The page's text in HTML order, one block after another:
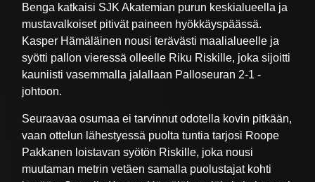
Benga katkaisi SJK Akatemian purun keskialueella ja
mustavalkoiset pitivät paineen hyökkäyspäässä.
Kasper Hämäläinen nousi terävästi maalialueelle ja
syötti pallon vieressä olleelle Riku Riskille, joka sijoitti
kauniisti vasemmalla jalallaan Palloseuran 2-1 -
johtoon.
Seuraavaa osumaa ei tarvinnut odotella kovin pitkään,
vaan ottelun lähestyessä puolta tuntia tarjosi Roope
Pakkanen loistavan syötön Riskille, joka nousi
muutaman metrin vetäen samalla puolustajat kohti